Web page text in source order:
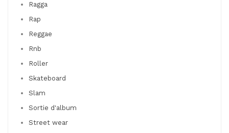
Ragga
Rap
Reggae
Rnb
Roller
Skateboard
Slam
Sortie d'album
Street wear